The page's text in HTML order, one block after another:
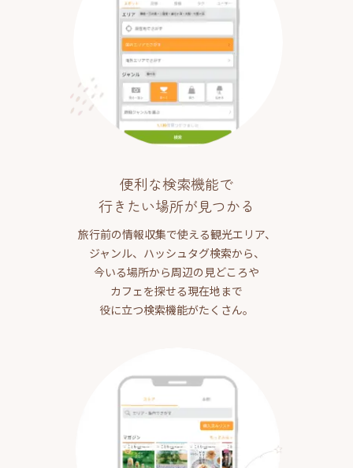
便利な検索機能で
行きたい場所が見つかる
旅行前の情報収集で使える観光エリア、
ジャンル、ハッシュタグ検索から、
今いる場所から周辺の見どころや
カフェを探せる現在地まで
役に立つ検索機能がたくさん。